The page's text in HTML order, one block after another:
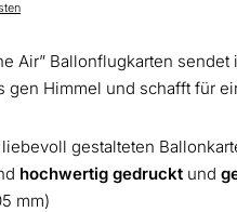
Air” Ballonflugkarten
gen Himmel und schafft für
liebevoll gestalteten
hochwertig gedruckt und
mm)